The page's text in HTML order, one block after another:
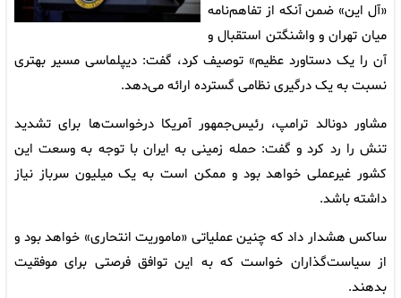
«آل این» ضمن آنکه از تفاهم‌نامه
میان تهران و واشنگتن استقبال و
آن را یک دستاورد عظیم» توصیف کرد، گفت: دیپلماسی مسیر بهتری
نسبت به یک درگیری نظامی گسترده ارائه می‌دهد.
مشاور دونالد ترامپ، رئیس‌جمهور آمریکا درخواست‌ها برای تشدید
تنش را رد کرد و گفت: حمله زمینی به ایران با توجه به وسعت این
کشور غیرعملی خواهد بود و ممکن است به یک میلیون سرباز نیاز
داشته باشد.
ساکس هشدار داد که چنین عملیاتی «ماموریت انتحاری» خواهد بود و
از سیاست‌گذاران خواست که به این توافق فرصتی برای موفقیت
بدهند.